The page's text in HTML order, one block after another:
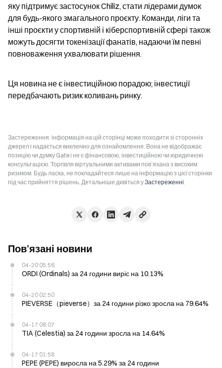
яку підтримує застосунок Chiliz, стати лідерами думок
для будь-якого змагального проєкту. Команди, ліги та
інші проєкти у спортивній і кіберспортивній сфері також
можуть досягти токенізації фанатів, надаючи їм певні
повноваження ухвалювати рішення.
Ця новина не є інвестиційною порадою; інвестиції
передбачають ризик коливань ринку.
Застереження: інформація на цій сторінці може походити зі сторонніх
джерел і надається виключно для ознайомлення. Вона не відображає
позицію чи думку Gate і не є фінансовою, інвестиційною чи юридичною
консультацією. Торгівля віртуальними активами пов’язана з високим
ризиком. Будь ласка, не покладайтеся лише на інформацію з цієї сторінки
під час прийняття рішень. Детальніше дивіться уЗастереженні.
Пов’язані новини
04-20 05:56
ORDI (Ordinals) за 24 години виріс на 10.13%
04-20 02:50
PIEVERSE（pieverse）за 24 години різко зросла на 79.64%
04-17 08:07
TIA (Celestia) за 24 години зросла на 14.64%
04-17 01:58
PEPE (PEPE) виросла на 5.29% за 24 години